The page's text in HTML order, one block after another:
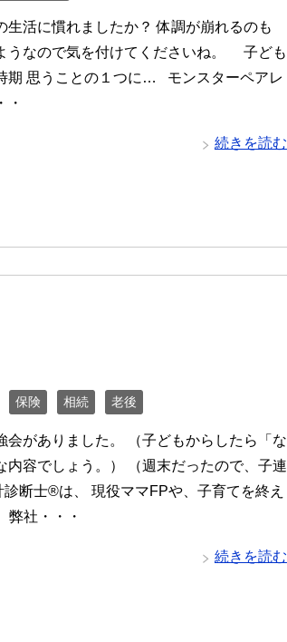
生活に慣れましたか？ 体調が崩れるのも
うなので気を付けてくださいね。 子ども
期 思うことの１つに… モンスターペアレ
・
続きを読む
保険 相続 老後
会がありました。 （子どもからしたら「な
内容でしょう。） （週末だったので、子連
断士®は、 現役ママFPや、子育てを終え
社・・・
続きを読む